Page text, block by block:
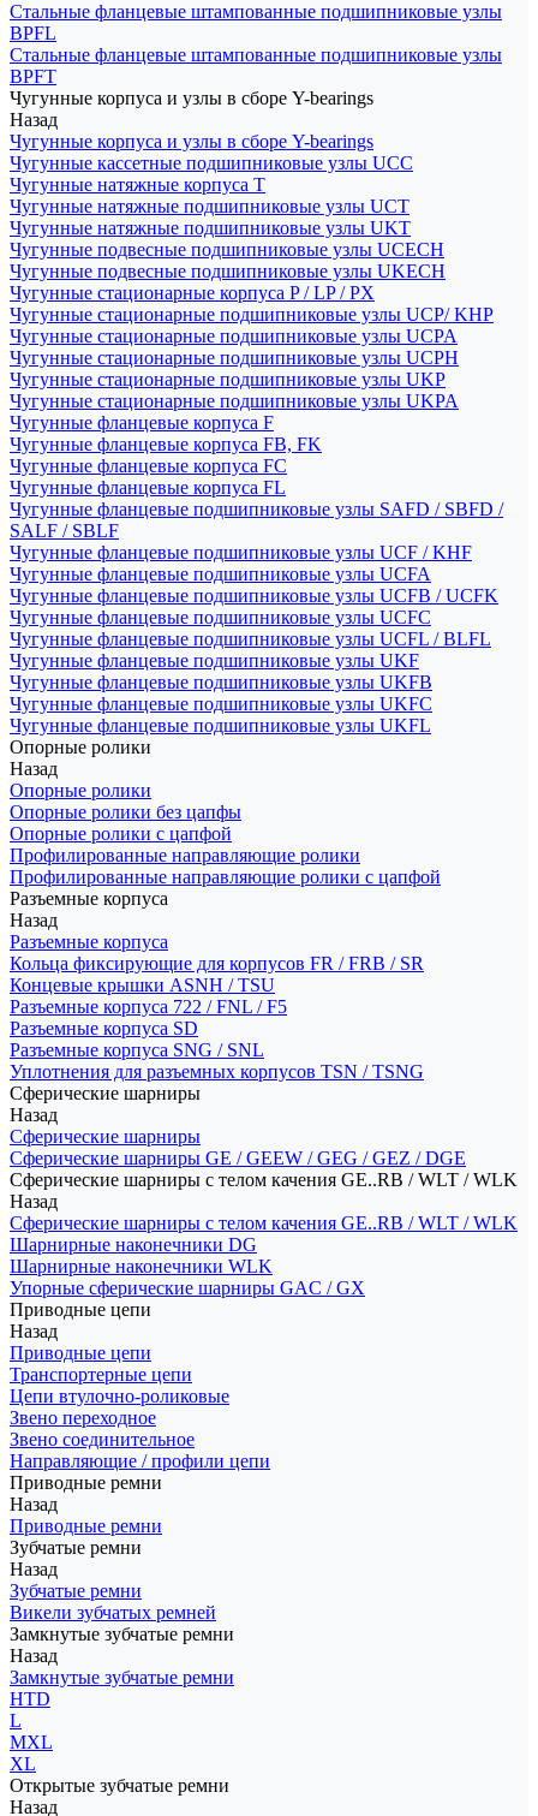
Стальные фланцевые штампованные подшипниковые узлы
BPFL
Стальные фланцевые штампованные подшипниковые узлы
BPFT
Чугунные корпуса и узлы в сборе Y-bearings
Назад
Чугунные корпуса и узлы в сборе Y-bearings
Чугунные кассетные подшипниковые узлы UCC
Чугунные натяжные корпуса T
Чугунные натяжные подшипниковые узлы UCT
Чугунные натяжные подшипниковые узлы UKT
Чугунные подвесные подшипниковые узлы UCECH
Чугунные подвесные подшипниковые узлы UKECH
Чугунные стационарные корпуса P / LP / PX
Чугунные стационарные подшипниковые узлы UCP/ KHP
Чугунные стационарные подшипниковые узлы UCPA
Чугунные стационарные подшипниковые узлы UCPH
Чугунные стационарные подшипниковые узлы UKP
Чугунные стационарные подшипниковые узлы UKPA
Чугунные фланцевые корпуса F
Чугунные фланцевые корпуса FB, FK
Чугунные фланцевые корпуса FC
Чугунные фланцевые корпуса FL
Чугунные фланцевые подшипниковые узлы SAFD / SBFD /
SALF / SBLF
Чугунные фланцевые подшипниковые узлы UCF / KHF
Чугунные фланцевые подшипниковые узлы UCFA
Чугунные фланцевые подшипниковые узлы UCFB / UCFK
Чугунные фланцевые подшипниковые узлы UCFC
Чугунные фланцевые подшипниковые узлы UCFL / BLFL
Чугунные фланцевые подшипниковые узлы UKF
Чугунные фланцевые подшипниковые узлы UKFB
Чугунные фланцевые подшипниковые узлы UKFC
Чугунные фланцевые подшипниковые узлы UKFL
Опорные ролики
Назад
Опорные ролики
Опорные ролики без цапфы
Опорные ролики с цапфой
Профилированные направляющие ролики
Профилированные направляющие ролики с цапфой
Разъемные корпуса
Назад
Разъемные корпуса
Кольца фиксирующие для корпусов FR / FRB / SR
Концевые крышки ASNH / TSU
Разъемные корпуса 722 / FNL / F5
Разъемные корпуса SD
Разъемные корпуса SNG / SNL
Уплотнения для разъемных корпусов TSN / TSNG
Сферические шарниры
Назад
Сферические шарниры
Сферические шарниры GE / GEEW / GEG / GEZ / DGE
Сферические шарниры с телом качения GE..RB / WLT / WLK
Назад
Сферические шарниры с телом качения GE..RB / WLT / WLK
Шарнирные наконечники DG
Шарнирные наконечники WLK
Упорные сферические шарниры GAC / GX
Приводные цепи
Назад
Приводные цепи
Транспортерные цепи
Цепи втулочно-роликовые
Звено переходное
Звено соединительное
Направляющие / профили цепи
Приводные ремни
Назад
Приводные ремни
Зубчатые ремни
Назад
Зубчатые ремни
Викели зубчатых ремней
Замкнутые зубчатые ремни
Назад
Замкнутые зубчатые ремни
HTD
L
MXL
XL
Открытые зубчатые ремни
Назад